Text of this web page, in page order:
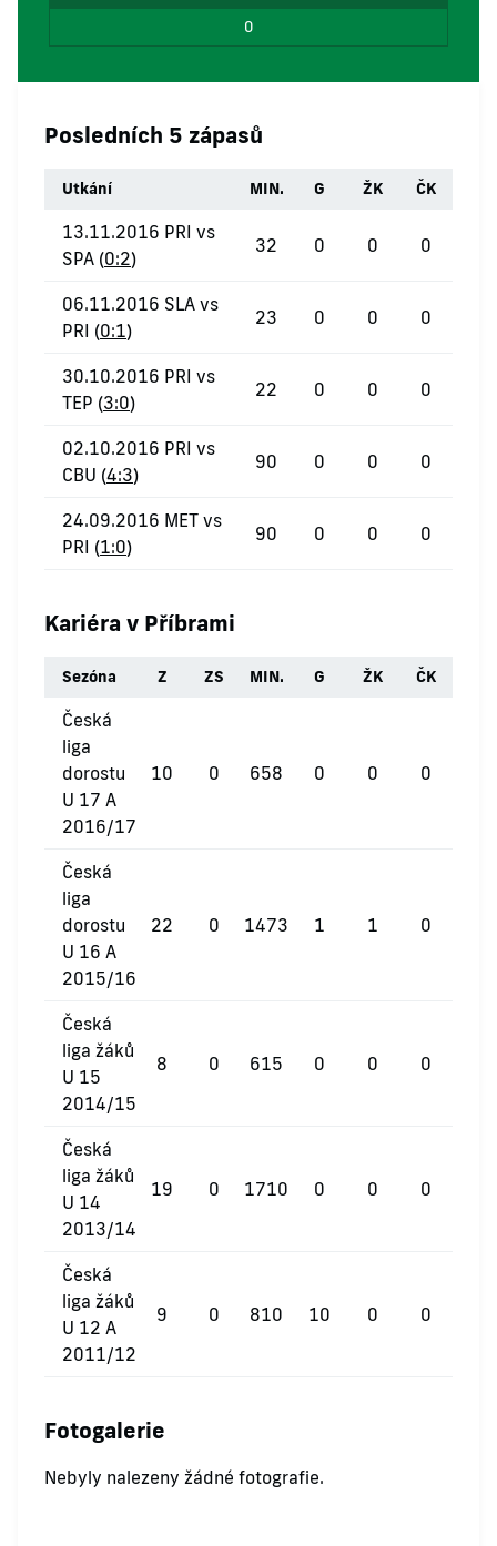
0
Posledních 5 zápasů
Utkání MIN. G ŽK ČK
13.11.2016 PRI vs
SPA (0:2)
32 0 0 0
06.11.2016 SLA vs
PRI (0:1)
23 0 0 0
30.10.2016 PRI vs
TEP (3:0)
22 0 0 0
02.10.2016 PRI vs
CBU (4:3)
90 0 0 0
24.09.2016 MET vs
PRI (1:0)
90 0 0 0
Kariéra v Příbrami
Sezóna Z ZS MIN. G ŽK ČK
Česká
liga
dorostu
U 17 A
2016/17
10 0 658 0 0 0
Česká
liga
dorostu
U 16 A
2015/16
22 0 1473 1 1 0
Česká
liga žáků
U 15
2014/15
8 0 615 0 0 0
Česká
liga žáků
U 14
2013/14
19 0 1710 0 0 0
Česká
liga žáků
U 12 A
2011/12
9 0 810 10 0 0
Fotogalerie
Nebyly nalezeny žádné fotografie.